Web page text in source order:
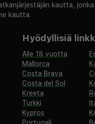
kautta,
kautta.
Hyödyllisiä
Alle 18 vuotta
Mallorca
Costa Brava
Costa del Sol
Kreeta
Turkki
Kypros